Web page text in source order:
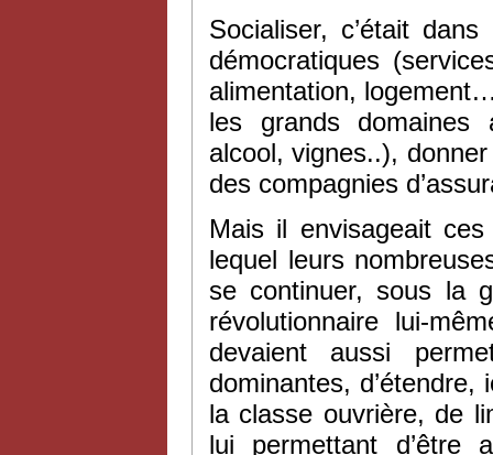
Socialiser, c’était
démocratiques
alimentation,
les grands domaines
alcool, vignes..),
des compagnies
Mais il envisageait
lequel leurs
se continuer, sous la
révolutionnaire lui-
devaient aussi
dominantes,
la classe ouvrière, de
lui permettant d’être